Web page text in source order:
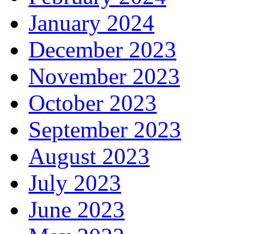
January 2024
December 2023
November 2023
October 2023
September 2023
August 2023
July 2023
June 2023